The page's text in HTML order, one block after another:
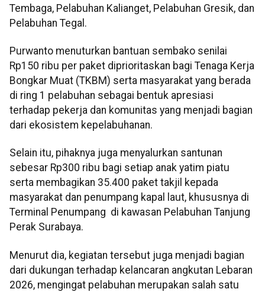
Tembaga, Pelabuhan Kalianget, Pelabuhan Gresik, dan
Pelabuhan Tegal.
Purwanto menuturkan bantuan sembako senilai
Rp150 ribu per paket diprioritaskan bagi Tenaga Kerja
Bongkar Muat (TKBM) serta masyarakat yang berada
di ring 1 pelabuhan sebagai bentuk apresiasi
terhadap pekerja dan komunitas yang menjadi bagian
dari ekosistem kepelabuhanan.
Selain itu, pihaknya juga menyalurkan santunan
sebesar Rp300 ribu bagi setiap anak yatim piatu
serta membagikan 35.400 paket takjil kepada
masyarakat dan penumpang kapal laut, khususnya di
Terminal Penumpang di kawasan Pelabuhan Tanjung
Perak Surabaya.
Menurut dia, kegiatan tersebut juga menjadi bagian
dari dukungan terhadap kelancaran angkutan Lebaran
2026, mengingat pelabuhan merupakan salah satu